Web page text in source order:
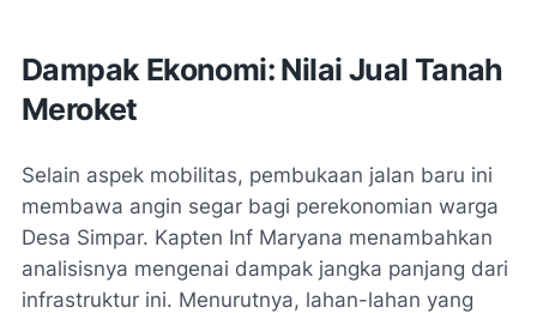
Dampak Ekonomi: Nilai Jual Tanah
Meroket
Selain aspek mobilitas, pembukaan jalan baru ini
membawa angin segar bagi perekonomian warga
Desa Simpar. Kapten Inf Maryana menambahkan
analisisnya mengenai dampak jangka panjang dari
infrastruktur ini. Menurutnya, lahan-lahan yang